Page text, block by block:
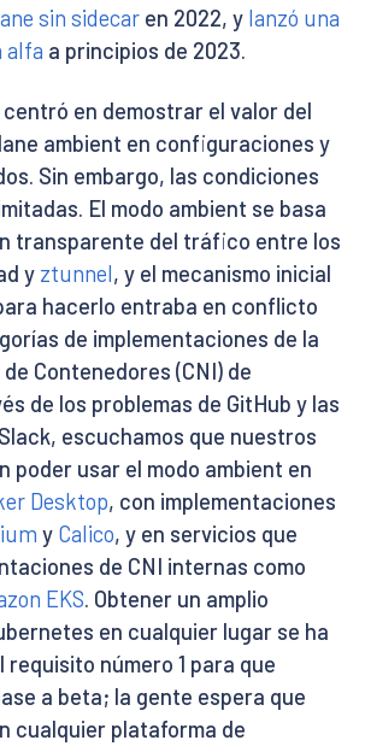
sin sidecar en 2022, y lanzó una
alfa a principios de 2023.
en demostrar el valor del
ambient en configuraciones y
Sin embargo, las condiciones
El modo ambient se basa
transparente del tráfico entre los
y ztunnel, y el mecanismo inicial
hacerlo entraba en conflicto
de implementaciones de la
Contenedores (CNI) de
de los problemas de GitHub y las
escuchamos que nuestros
poder usar el modo ambient en
Desktop, con implementaciones
y Calico, y en servicios que
de CNI internas como
EKS. Obtener un amplio
en cualquier lugar se ha
número 1 para que
a beta; la gente espera que
cualquier plataforma de